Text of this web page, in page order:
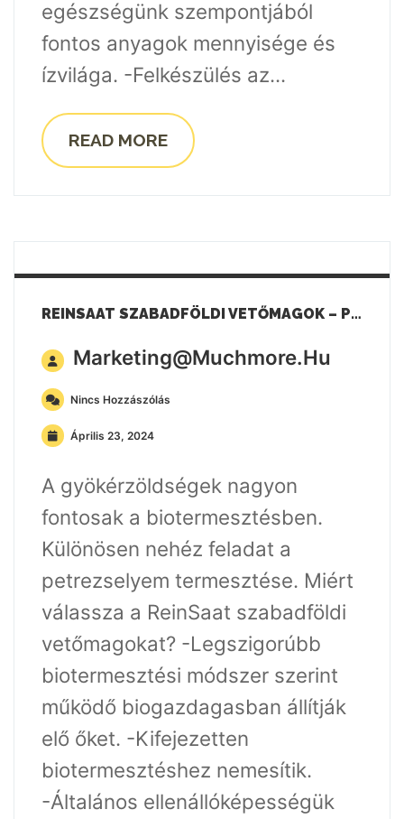
egészségünk szempontjából
fontos anyagok mennyisége és
ízvilága. -Felkészülés az...
READ MORE
REINSAAT SZABADFÖLDI VETŐMAGOK – PETREZSELYEM
Marketing@muchmore.hu
Nincs Hozzászólás
Április 23, 2024
A gyökérzöldségek nagyon
fontosak a biotermesztésben.
Különösen nehéz feladat a
petrezselyem termesztése. Miért
válassza a ReinSaat szabadföldi
vetőmagokat? -Legszigorúbb
biotermesztési módszer szerint
működő biogazdagasban állítják
elő őket. -Kifejezetten
biotermesztéshez nemesítik.
-Általános ellenállóképességük